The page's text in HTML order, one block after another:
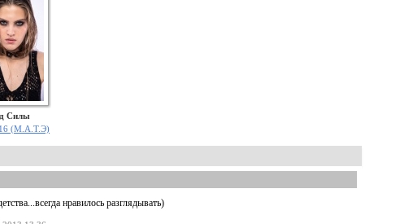
Силы
(М.А.Т.Э)
нравилось разглядывать)